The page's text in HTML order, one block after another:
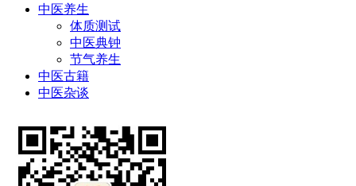
中医养生
体质测试
中医典钟
节气养生
中医古籍
中医杂谈